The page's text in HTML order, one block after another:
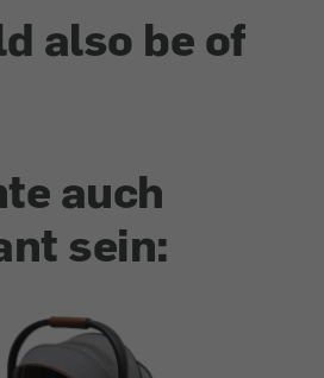
also be of
auch
sein: